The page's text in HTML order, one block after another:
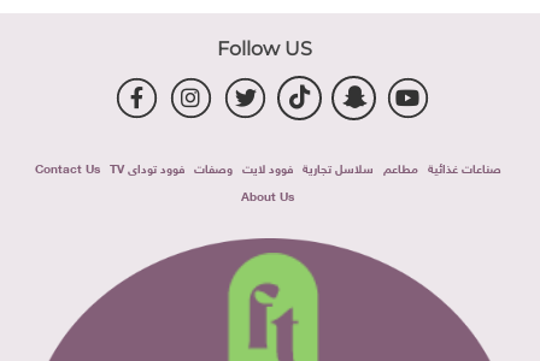
Follow US
صناعات غذائية مطاعم سلاسل تجارية فوود لايت وصفات فوود توداى TV
Contact Us
About Us